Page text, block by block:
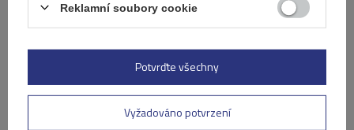
Vaše hodnocení:
5/5
Obsah vašeho názoru
Reklamní soubory cookie
Vyžadováno potvrzení
Potvrďte všechny